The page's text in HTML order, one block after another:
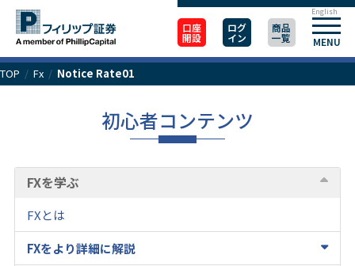
口座
開設
ログ
イン
商品
一覧 MENU
English
TOP / Fx / Notice Rate01
初心者コンテンツ
FXを学ぶ
FXとは
FXをより詳細に解説